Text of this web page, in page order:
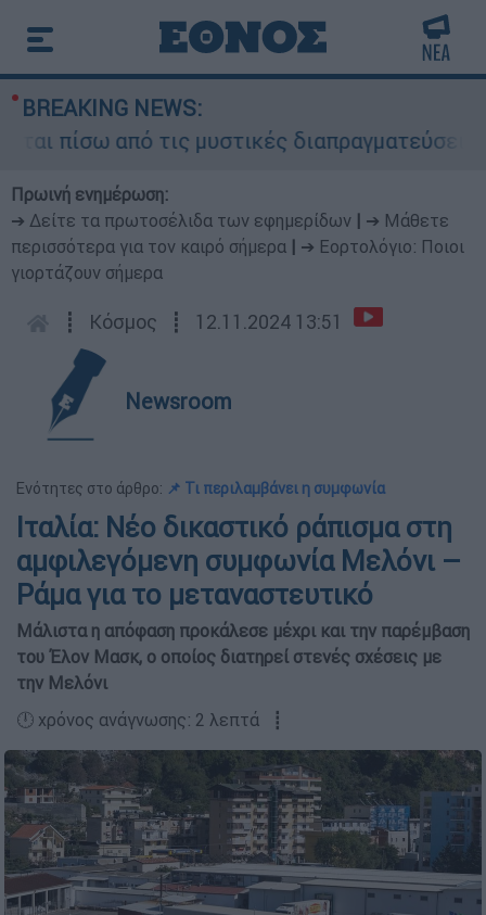
BREAKING NEWS:
από τις μυστικές διαπραγματεύσεις και
Πρωινή ενημέρωση:
➔ Δείτε τα πρωτοσέλιδα των εφημερίδων
➔ Μάθετε
περισσότερα για τον καιρό σήμερα
➔ Εορτολόγιο: Ποιοι
γιορτάζουν σήμερα
┋ Κόσμος ┋ 12.11.2024 13:51
Newsroom
Ενότητες στο άρθρο: 📌 Τι περιλαμβάνει η συμφωνία
Ιταλία: Νέο δικαστικό ράπισμα στη
αμφιλεγόμενη συμφωνία Μελόνι –
Ράμα για το μεταναστευτικό
Μάλιστα η απόφαση προκάλεσε μέχρι και την παρέμβαση
του Έλον Μασκ, ο οποίος διατηρεί στενές σχέσεις με
την Μελόνι
🕛 χρόνος ανάγνωσης: 2 λεπτά ┋